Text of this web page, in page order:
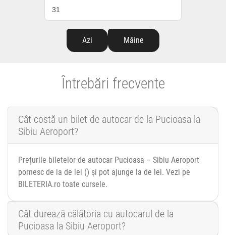
31
Azi Mâine
Întrebări frecvente
Cât costă un bilet de autocar de la Pucioasa la
Sibiu Aeroport?
Prețurile biletelor de autocar Pucioasa – Sibiu Aeroport
pornesc de la de lei () și pot ajunge la de lei. Vezi pe
BILETERIA.ro toate cursele.
Cât durează călătoria cu autocarul de la
Pucioasa la Sibiu Aeroport?